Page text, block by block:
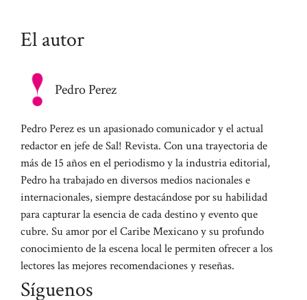
El autor
Pedro Perez
Pedro Perez es un apasionado comunicador y el actual
redactor en jefe de Sal! Revista. Con una trayectoria de
más de 15 años en el periodismo y la industria editorial,
Pedro ha trabajado en diversos medios nacionales e
internacionales, siempre destacándose por su habilidad
para capturar la esencia de cada destino y evento que
cubre. Su amor por el Caribe Mexicano y su profundo
conocimiento de la escena local le permiten ofrecer a los
lectores las mejores recomendaciones y reseñas.
Síguenos